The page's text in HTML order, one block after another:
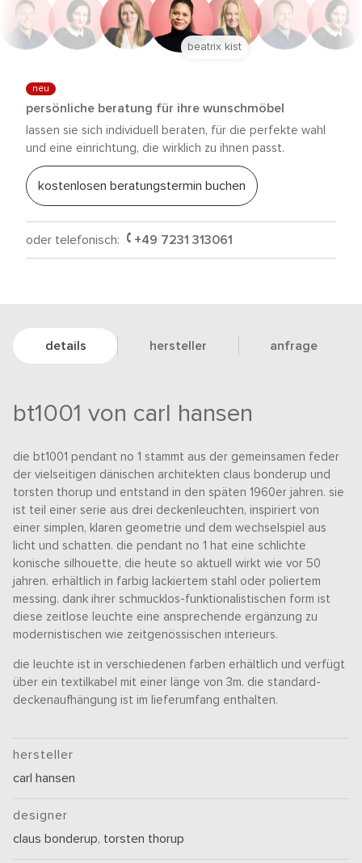
neu
persönliche beratung für ihre wunschmöbel
lassen sie sich individuell beraten, für die perfekte wahl
und eine einrichtung, die wirklich zu ihnen passt.
kostenlosen beratungstermin buchen
oder telefonisch: +49 7231 313061
beatrix kist
details hersteller anfrage
bt1001 von carl hansen
die bt1001 pendant no 1 stammt aus der gemeinsamen feder
der vielseitigen dänischen architekten claus bonderup und
torsten thorup und entstand in den späten 1960er jahren. sie
ist teil einer serie aus drei deckenleuchten, inspiriert von
einer simplen, klaren geometrie und dem wechselspiel aus
licht und schatten. die pendant no 1 hat eine schlichte
konische silhouette, die heute so aktuell wirkt wie vor 50
jahren. erhältlich in farbig lackiertem stahl oder poliertem
messing. dank ihrer schmucklos-funktionalistischen form ist
diese zeitlose leuchte eine ansprechende ergänzung zu
modernistischen wie zeitgenössischen interieurs.
die leuchte ist in verschiedenen farben erhältlich und verfügt
über ein textilkabel mit einer länge von 3m. die standard-
deckenaufhängung ist im lieferumfang enthalten.
hersteller
carl hansen
designer
claus bonderup, torsten thorup